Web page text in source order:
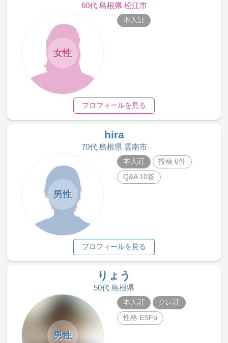
60代 島根県 松江市
女性
本人証
プロフィールを見る
hira
70代 島根県 雲南市
男性
本人証
投稿 6件
Q&A 10答
プロフィールを見る
りょう
50代 島根県
男性
本人証
クレ証
性格 ESFp